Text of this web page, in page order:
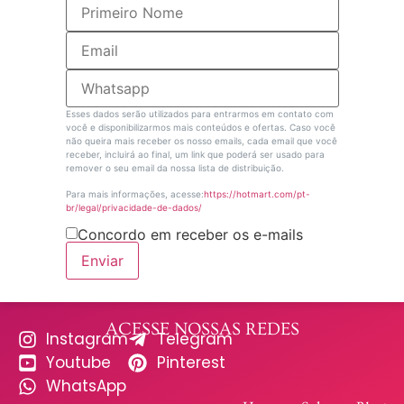
Esses dados serão utilizados para entrarmos em contato com
você e disponibilizarmos mais conteúdos e ofertas. Caso você
não queira mais receber os nosso emails, cada email que você
receber, incluirá ao final, um link que poderá ser usado para
remover o seu email da nossa lista de distribuição.
Para mais informações, acesse:https://hotmart.com/pt-
br/legal/privacidade-de-dados/
Concordo em receber os e-mails
Enviar
ACESSE NOSSAS REDES
Instagram
Youtube
WhatsApp
Telegram
Pinterest